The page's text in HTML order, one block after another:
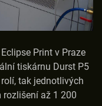
Print v Praze
tiskárnu Durst P5
tak jednotlivých
rozlišení až 1 200